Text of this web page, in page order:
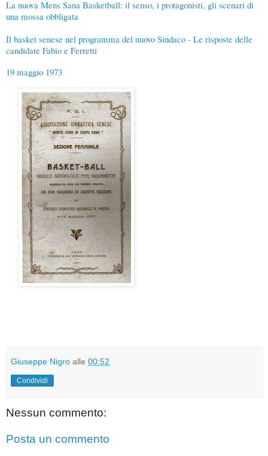
La nuova Mens Sana Basketball: il senso, i protagonisti, gli scenari di
una mossa obbligata
Il basket senese nel programma del nuovo Sindaco - Le risposte delle
candidate Fabio e Ferretti
19 maggio 1973
Giuseppe Nigro alle 00:52
Condividi
Nessun commento:
Posta un commento